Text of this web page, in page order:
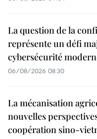
La question de la
représente un défi
cybersécurité
06/08/2026 08:30
La mécanisation
nouvelles
coopération sino-